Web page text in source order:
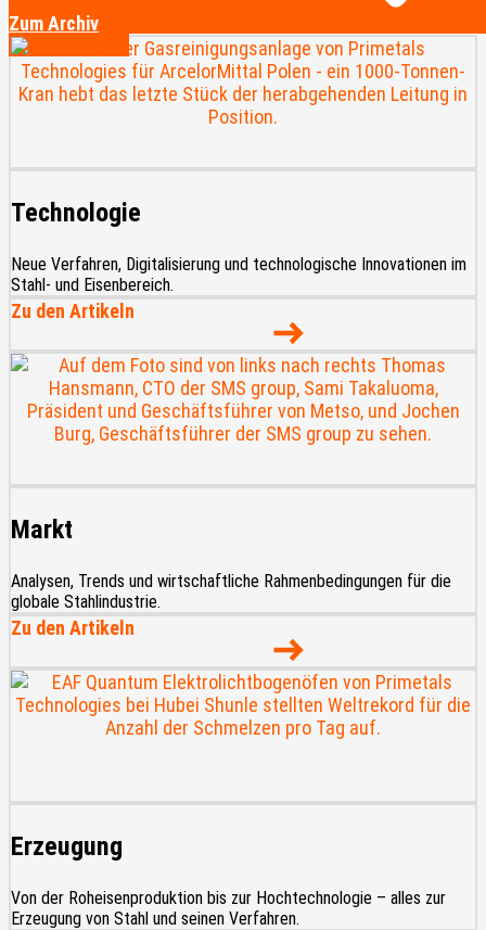
Zum Archiv
Technologie
Neue Verfahren, Digitalisierung und technologische Innovationen im
Stahl- und Eisenbereich.
Zu den Artikeln
Markt
Analysen, Trends und wirtschaftliche Rahmenbedingungen für die
globale Stahlindustrie.
Zu den Artikeln
Erzeugung
Von der Roheisenproduktion bis zur Hochtechnologie – alles zur
Erzeugung von Stahl und seinen Verfahren.